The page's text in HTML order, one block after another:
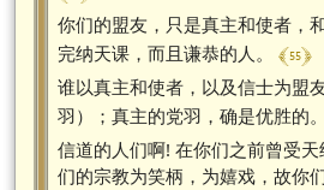
你们的盟友，只是真主和使者，
完纳天课，而且谦恭的人。 ﴾ 55 ﴿
谁以真主和使者，以及信士为盟
羽）；真主的党羽，确是优胜的。
信道的人们啊! 在你们之前曾受
们的宗教为笑柄，为嬉戏，故你